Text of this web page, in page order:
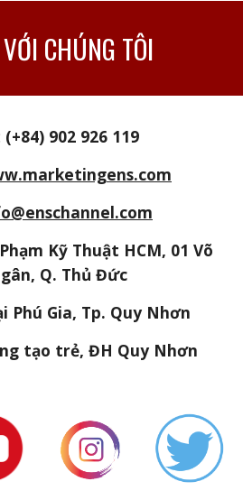
CHÚNG TÔI
(+84) 902 926 119
Kỹ Thuật HCM, 01 Võ
Q. Thủ Đức
Phú Gia, Tp. Quy Nhơn
tạo trẻ, ĐH Quy Nhơn